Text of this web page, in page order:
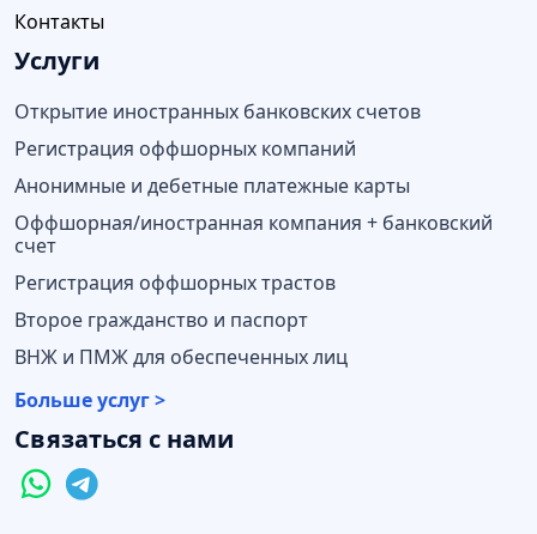
Контакты
Услуги
Открытие иностранных банковских счетов
Регистрация оффшорных компаний
Анонимные и дебетные платежные карты
Оффшорная/иностранная компания + банковский
счет
Регистрация оффшорных трастов
Второе гражданство и паспорт
ВНЖ и ПМЖ для обеспеченных лиц
Больше услуг >
Связаться с нами